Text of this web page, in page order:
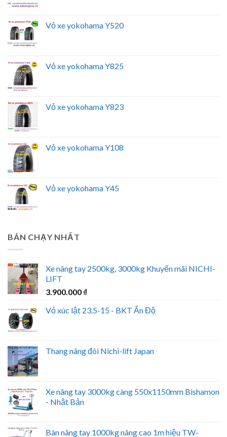
Vỏ xe yokohama Y520
Vỏ xe yokohama Y825
Vỏ xe yokohama Y823
Vỏ xe yokohama Y108
Vỏ xe yokohama Y45
BÁN CHẠY NHẤT
Xe nâng tay 2500kg, 3000kg Khuyến mãi NICHI-
LIFT
3.900.000 ₫
Vỏ xúc lật 23.5-15 - BKT Ấn Độ
Thang nâng đôi Nichi-lift Japan
Xe nâng tay 3000kg càng 550x1150mm Bishamon
- Nhật Bản
Bàn nâng tay 1000kg nâng cao 1m hiệu TW-